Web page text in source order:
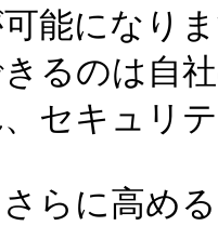
能になり
きるのは自
セキュリ
らに高め